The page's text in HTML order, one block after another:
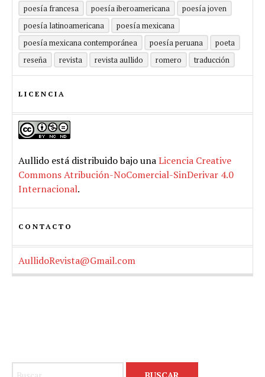
poesía francesa
poesía iberoamericana
poesía joven
poesía latinoamericana
poesía mexicana
poesía mexicana contemporánea
poesía peruana
poeta
reseña
revista revista aullido romero traducción
LICENCIA
Aullido está distribuido bajo unaLicencia Creative
Commons Atribución-NoComercial-SinDerivar 4.0
Internacional.
CONTACTO
AullidoRevista@Gmail.com